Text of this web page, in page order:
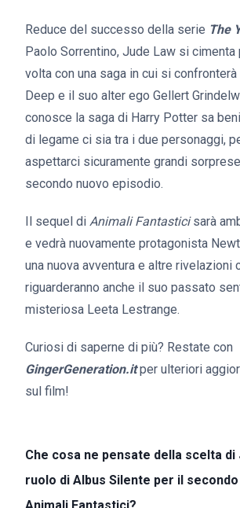
Reduce del successo della serie The
Paolo Sorrentino, Jude Law si cimenta
volta con una saga in cui si
Deep e il suo alter ego Gellert
conosce la saga di Harry Potter sa
di legame ci sia tra i due personaggi,
aspettarci sicuramente grandi
secondo nuovo episodio.
Il sequel di Animali Fantasticisarà
e vedrà nuovamente protagonista
una nuova avventura e altre rivelazioni
riguarderanno anche il suo passato
misteriosa Leeta Lestrange.
Curiosi di saperne di più? Restate con
GingerGeneration.itper ulteriori
sul film!
Che cosa ne pensate della scelta di
ruolo di Albus Silente per il